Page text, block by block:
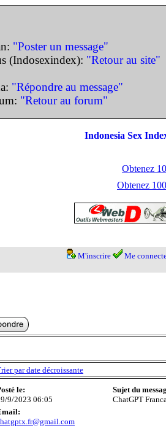
"Poster un message"
(Indosexindex): "Retour au site"
"Répondre au message"
"Retour au forum"
Indonesia Sex
Obtenez
Obtenez
M'inscrire Me
par date décroissante
le:
9/2023 06:05
Sujet du
ChatGPT